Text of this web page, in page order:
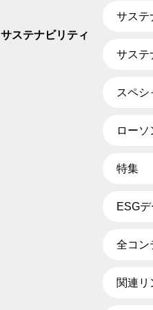
サステナビリティ
サステ
サステ
スペ
ロー
特集
ESG
全コン
関連リ